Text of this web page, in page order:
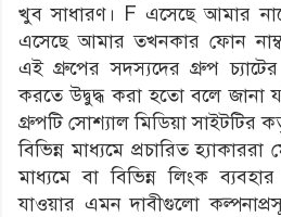
খুব সাধারণ। F এসেছে আমার
এসেছে আমার তখনকার ফোন
এই গ্রুপের সদস্যদের গ্রুপ
করতে উদ্বুদ্ধ করা হতো বলে জানা
গ্রুপটি সোশ্যাল মিডিয়া সাইটটির
বিভিন্ন মাধ্যমে প্রচারিত
মাধ্যমে বা বিভিন্ন লিংক
যাওয়ার এমন দাবীগুলো